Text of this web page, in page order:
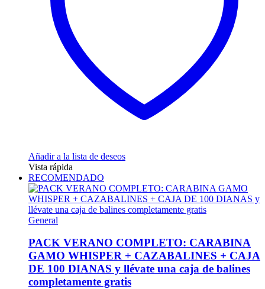
Añadir a la lista de deseos
Vista rápida
RECOMENDADO
General
PACK VERANO COMPLETO: CARABINA
GAMO WHISPER + CAZABALINES + CAJA
DE 100 DIANAS y llévate una caja de balines
completamente gratis